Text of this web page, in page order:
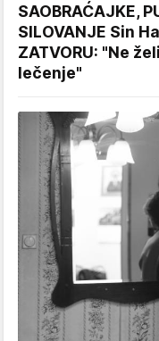
SAOBRAĆAJKE,
SILOVANJE Sin
ZATVORU: "Ne
lečenje"